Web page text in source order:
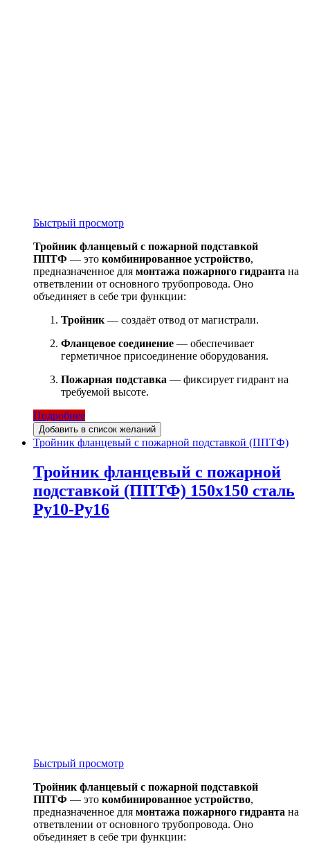
Быстрый просмотр
Тройник фланцевый с пожарной подставкой
ППТФ — это комбинированное устройство,
предназначенное для монтажа пожарного гидранта на
ответвлении от основного трубопровода. Оно
объединяет в себе три функции:
Тройник— создаёт отвод от магистрали.
Фланцевое соединение — обеспечивает
герметичное присоединение оборудования.
Пожарная подставка — фиксирует гидрант на
требуемой высоте.
Подробнее
Добавить в список желаний
Тройник фланцевый с пожарной подставкой (ППТФ)
Тройник фланцевый с пожарной
подставкой (ППТФ) 150х150 сталь
Ру10-Ру16
Быстрый просмотр
Тройник фланцевый с пожарной подставкой
ППТФ — это комбинированное устройство,
предназначенное для монтажа пожарного гидранта на
ответвлении от основного трубопровода. Оно
объединяет в себе три функции: